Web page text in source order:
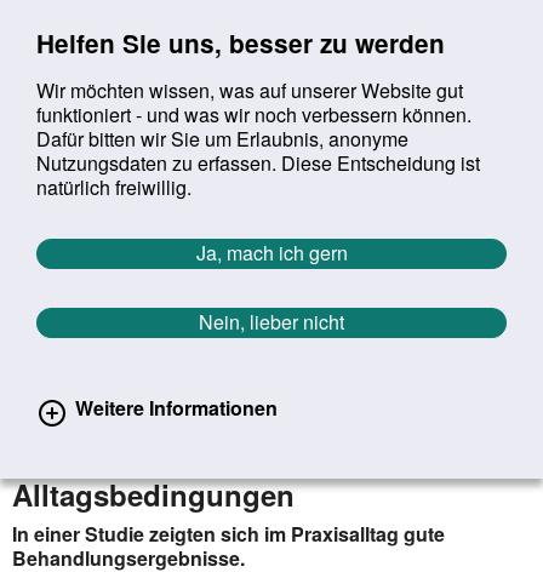
Helfen Sie uns, besser zu werden
Wir möchten wissen, was auf unserer Website gut
funktioniert - und was wir noch verbessern können.
Dafür bitten wir Sie um Erlaubnis, anonyme
Nutzungsdaten zu erfassen. Diese Entscheidung ist
natürlich freiwillig.
Ja, mach ich gern
Nein, lieber nicht
Weitere Informationen
Suchbegriff:
Sie befinden sich hier:
Startseite Aktuelles Aktuelle Meldungen
Aktuelle Meldungen
Zurück zur Übersicht erster
vorheriger
280/1627
Kombinationstherapie bei
Alltags­bedingungen
In einer Studie zeigten sich im Praxisalltag gute
Behandlungsergebnisse.